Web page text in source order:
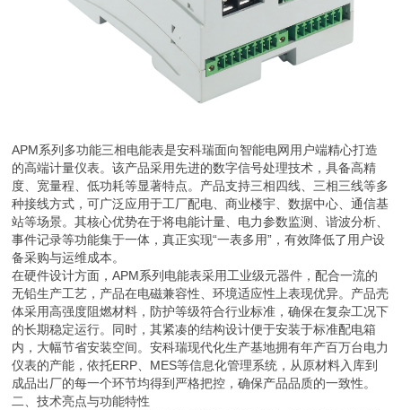
APM系列多功能三相电能表是安科瑞面向智能电网用户端精心打造
的高端计量仪表。该产品采用先进的数字信号处理技术，具备高精
度、宽量程、低功耗等显著特点。产品支持三相四线、三相三线等多
种接线方式，可广泛应用于工厂配电、商业楼宇、数据中心、通信基
站等场景。其核心优势在于将电能计量、电力参数监测、谐波分析、
事件记录等功能集于一体，真正实现“一表多用”，有效降低了用户设
备采购与运维成本。
在硬件设计方面，APM系列电能表采用工业级元器件，配合一流的
无铅生产工艺，产品在电磁兼容性、环境适应性上表现优异。产品壳
体采用高强度阻燃材料，防护等级符合行业标准，确保在复杂工况下
的长期稳定运行。同时，其紧凑的结构设计便于安装于标准配电箱
内，大幅节省安装空间。安科瑞现代化生产基地拥有年产百万台电力
仪表的产能，依托ERP、MES等信息化管理系统，从原材料入库到
成品出厂的每一个环节均得到严格把控，确保产品品质的一致性。
二、技术亮点与功能特性